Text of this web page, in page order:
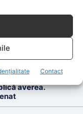
Contact
averea.